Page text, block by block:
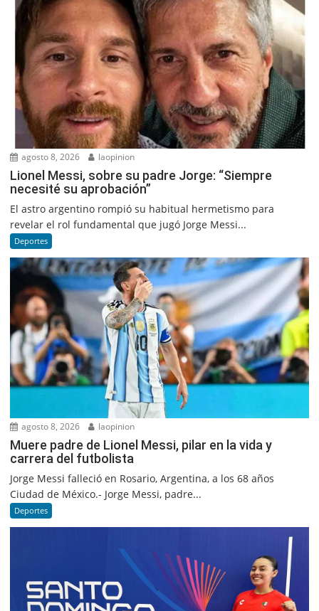
agosto 8, 2026 laopinion
Lionel Messi, sobre su padre Jorge: “Siempre
necesité su aprobación”
El astro argentino rompió su habitual hermetismo para
revelar el rol fundamental que jugó Jorge Messi...
Deportes
agosto 8, 2026 laopinion
Muere padre de Lionel Messi, pilar en la vida y
carrera del futbolista
Jorge Messi falleció en Rosario, Argentina, a los 68 años
Ciudad de México.- Jorge Messi, padre...
Deportes